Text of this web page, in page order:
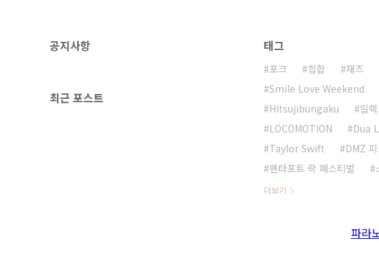
공지사항
최근 포스트
태그
포크 힙합 재즈
Smile Love Weekend
Hitsujibungaku
일
LOCOMOTION
Dua
Taylor Swift
DMZ
펜타포트 락 페스티벌
더보기
파라